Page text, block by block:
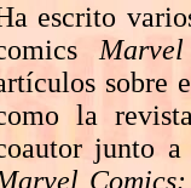
escrito
sobre
la
junto